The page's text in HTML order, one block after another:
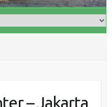
– Jakarta